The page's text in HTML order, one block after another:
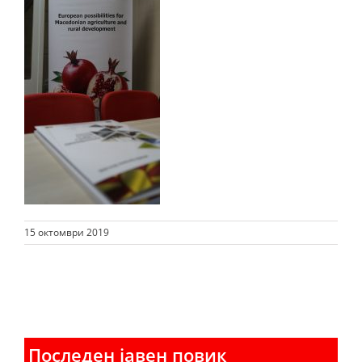
15 октомври 2019
Последен јавен повик